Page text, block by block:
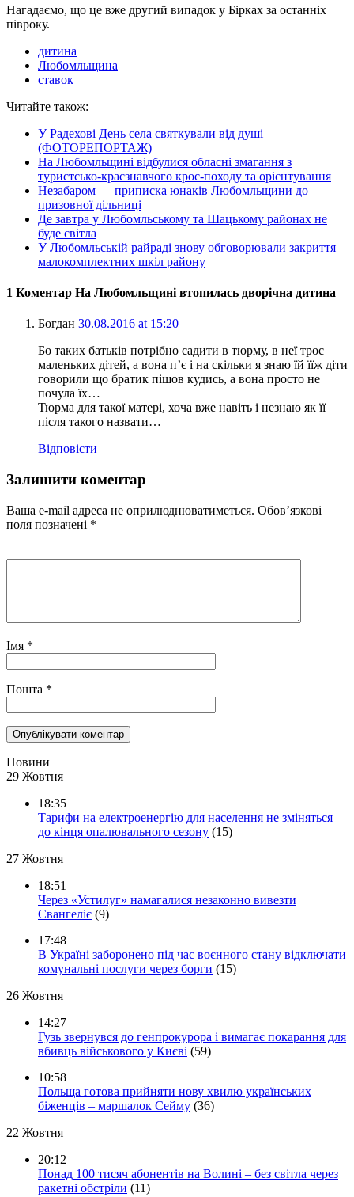
Нагадаємо, що це вже другий випадок у Бірках за останніх
півроку.
дитина
Любомльщина
ставок
Читайте також:
У Радехові День села святкували від душі
(ФОТОРЕПОРТАЖ)
На Любомльщині відбулися обласні змагання з
туристсько-краєзнавчого крос-походу та орієнтування
Незабаром — приписка юнаків Любомльщини до
призовної дільниці
Де завтра у Любомльському та Шацькому районах не
буде світла
У Любомльській райраді знову обговорювали закриття
малокомплектних шкіл району
1 Коментар На Любомльщині втопилась дворічна дитина
Богдан 30.08.2016 at 15:20
Бо таких батьків потрібно садити в тюрму, в неї троє
маленьких дітей, а вона п’є і на скільки я знаю їй їїж діти
говорили що братик пішов кудись, а вона просто не
почула їх…
Тюрма для такої матері, хоча вже навіть і незнаю як її
після такого назвати…
Відповісти
Залишити коментар
Ваша e-mail адреса не оприлюднюватиметься. Обов’язкові
поля позначені *
Імя *
Пошта *
Новини
29 Жовтня
18:35
Тарифи на електроенергію для населення не зміняться
до кінця опалювального сезону (15)
27 Жовтня
18:51
Через «Устилуг» намагалися незаконно вивезти
Євангеліє (9)
17:48
В Україні заборонено під час воєнного стану відключати
комунальні послуги через борги (15)
26 Жовтня
14:27
Гузь звернувся до генпрокурора і вимагає покарання для
вбивць військового у Києві (59)
10:58
Польща готова прийняти нову хвилю українських
біженців – маршалок Сейму (36)
22 Жовтня
20:12
Понад 100 тисяч абонентів на Волині – без світла через
ракетні обстріли (11)